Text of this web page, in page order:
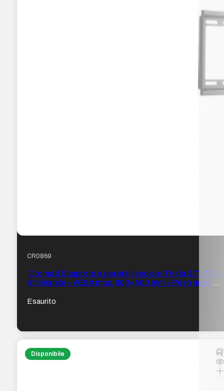
CR0869
Cromad Supporto a parete fisso per TV da 37″-70″ –
Inclinabile – VESA max. 600×400 mm – Peso max. 35
Esaurito
Disponibile